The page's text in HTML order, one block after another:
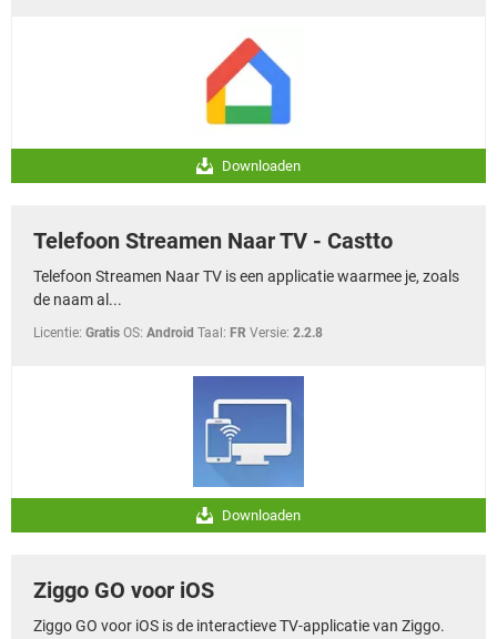
Downloaden
Telefoon Streamen Naar TV - Castto
Telefoon Streamen Naar TV is een applicatie waarmee je, zoals
de naam al...
Licentie: Gratis OS: Android Taal: FR Versie: 2.2.8
Downloaden
Ziggo GO voor iOS
Ziggo GO voor iOS is de interactieve TV-applicatie van Ziggo.